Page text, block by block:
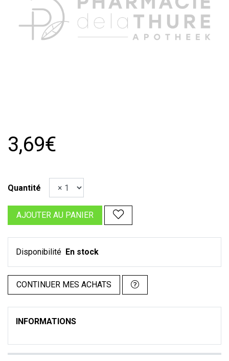
3,69€
Quantité
AJOUTER AU PANIER
Disponibilité En stock
CONTINUER MES ACHATS
INFORMATIONS